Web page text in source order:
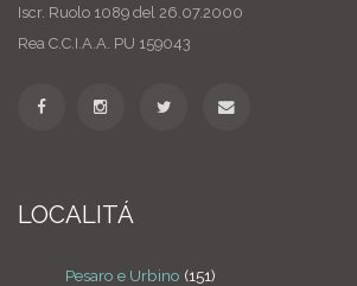
Iscr. Ruolo 1089 del 26.07.2000
Rea C.C.I.A.A. PU 159043
LOCALITÁ
Pesaro e Urbino (151)